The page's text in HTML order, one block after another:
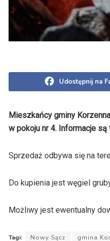
Udostępnij na
Mieszkańcy gminy
w pokoju nr 4. Informacje
Sprzedaż odbywa się na
Do kupienia jest węgiel
Możliwy jest ewentualny
Tagi: Nowy Sącz gmina